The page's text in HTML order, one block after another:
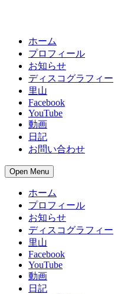
ホーム
プロフィール
お知らせ
ディスコグラフィー
里山
Facebook
YouTube
動画
日記
お問い合わせ
Open Menu
ホーム
プロフィール
お知らせ
ディスコグラフィー
里山
Facebook
YouTube
動画
日記